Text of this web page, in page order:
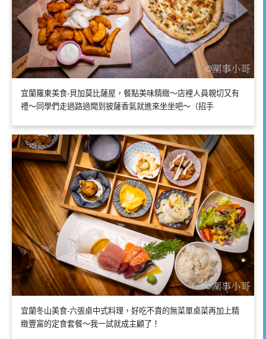
宜蘭羅東美食-貝加莫比薩屋，餐點美味精緻～店裡人員親切又有
禮～同學們走過路過聞到披薩香氣就進來坐坐吧～（招手
宜蘭冬山美食-六張桌中式料理，好吃不貴的無菜單桌菜再加上精
緻豐富的定食套餐～我一試就成主顧了！